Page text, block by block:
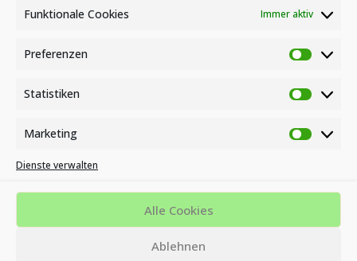
Funktionale Cookies Immer aktiv
Preferenzen
Statistiken
Marketing
Marketing
Dienste verwalten
Alle Cookies
Ablehnen
Veranstaltungen
MVZ KINDERWUNSCH- UND ENDOMETRIOSE ZENTRUM AM